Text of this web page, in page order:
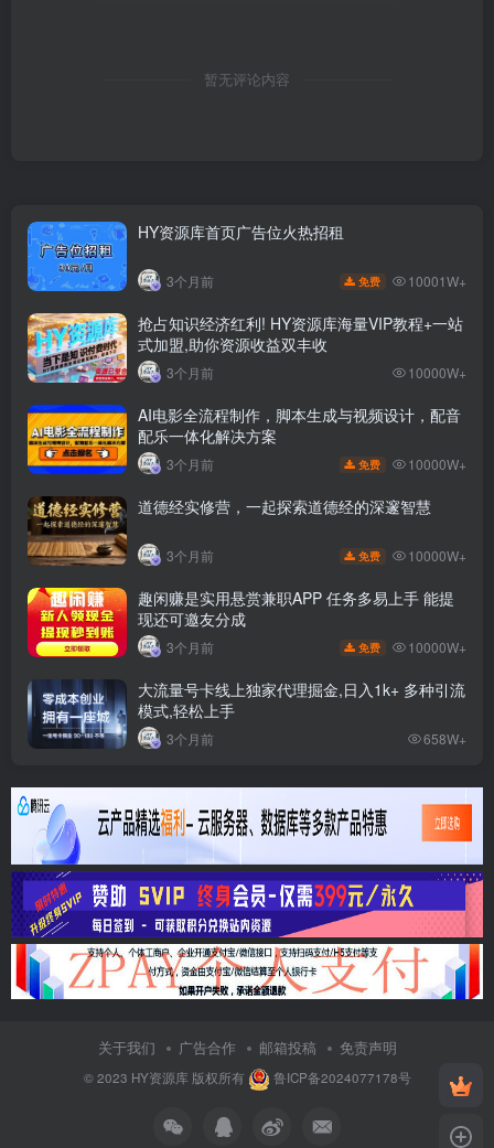
暂无评论内容
HY资源库首页广告位火热招租
3个月前 免费 10001W+
抢占知识经济红利! HY资源库海量VIP教程+一站
式加盟,助你资源收益双丰收
3个月前 10000W+
AI电影全流程制作，脚本生成与视频设计，配音
配乐一体化解决方案
3个月前 免费 10000W+
道德经实修营，一起探索道德经的深邃智慧
3个月前 免费 10000W+
趣闲赚是实用悬赏兼职APP 任务多易上手 能提
现还可邀友分成
3个月前 免费 10000W+
大流量号卡线上独家代理掘金,日入1k+ 多种引流
模式,轻松上手
3个月前 658W+
关于我们 广告合作 邮箱投稿 免责声明
© 2023 HY资源库版权所有 鲁ICP备2024077178号